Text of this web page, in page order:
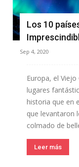
Los 10
Sep 4, 2020
Europa, el
lugares
historia que en
que levantaron
colmado de
Leer más